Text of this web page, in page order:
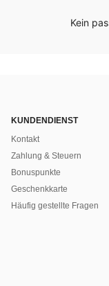
Kein
KUNDENDIENST
Kontakt
Zahlung & Steuern
Bonuspunkte
Geschenkkarte
Häufig gestellte Fragen